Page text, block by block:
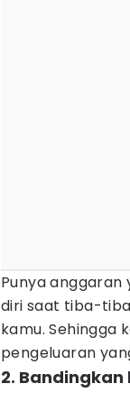
Punya anggaran
diri saat tiba-
kamu. Sehingga
pengeluaran
2.